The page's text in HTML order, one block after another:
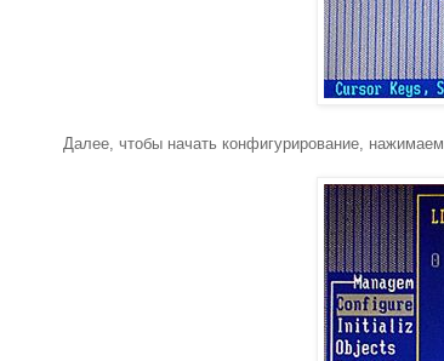
Далее, чтобы начать конфигурирование, нажимаем